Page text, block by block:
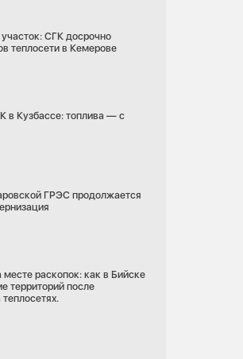
СГК досрочно
теплосети в Кемерове
в Кузбассе: топлива — с
ГРЭС продолжается
месте раскопок: как в Бийске
территорий после